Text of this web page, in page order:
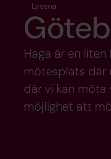
Lyssna
Haga är en
mötesplats där
där vi kan möta
möjlighet att